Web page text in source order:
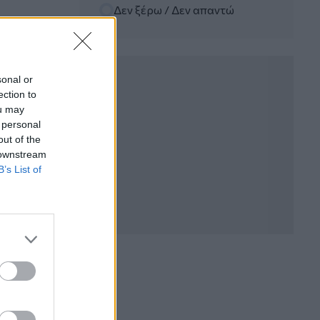
or
to
may
of the
List of
06.08.2026 - 12:22
Kavita Patel - PhARMA Innovation
Forum: Ένα στα πέντε καινοτόμα
Δεν ξέρω / Δεν απαντώ